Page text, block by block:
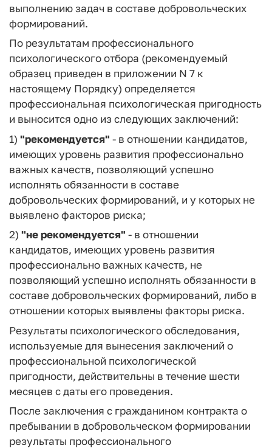
выполнению задач в составе добровольческих
формирований.
По результатам профессионального
психологического отбора (рекомендуемый
образец приведен в приложении N 7 к
настоящему Порядку) определяется
профессиональная психологическая пригодность
и выносится одно из следующих заключений:
1) "рекомендуется" - в отношении кандидатов,
имеющих уровень развития профессионально
важных качеств, позволяющий успешно
исполнять обязанности в составе
добровольческих формирований, и у которых не
выявлено факторов риска;
2) "не рекомендуется" - в отношении
кандидатов, имеющих уровень развития
профессионально важных качеств, не
позволяющий успешно исполнять обязанности в
составе добровольческих формирований, либо в
отношении которых выявлены факторы риска.
Результаты психологического обследования,
используемые для вынесения заключений о
профессиональной психологической
пригодности, действительны в течение шести
месяцев с даты его проведения.
После заключения с гражданином контракта о
пребывании в добровольческом формировании
результаты профессионального